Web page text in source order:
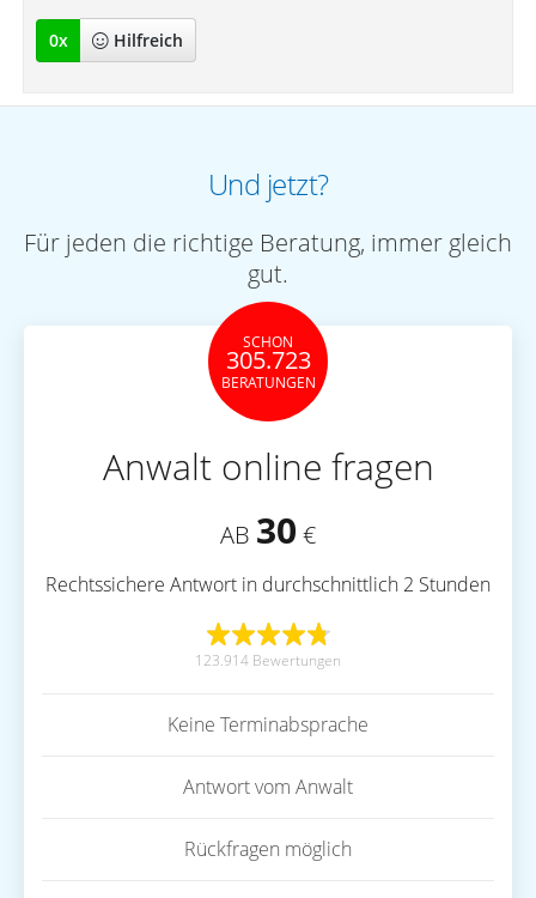
0x Hilfreich
Und jetzt?
Für jeden die richtige Beratung, immer gleich
gut.
SCHON
305.723
BERATUNGEN
Anwalt online fragen
AB 30 €
Rechtssichere Antwort in durchschnittlich 2 Stunden
123.914 Bewertungen
Keine Terminabsprache
Antwort vom Anwalt
Rückfragen möglich